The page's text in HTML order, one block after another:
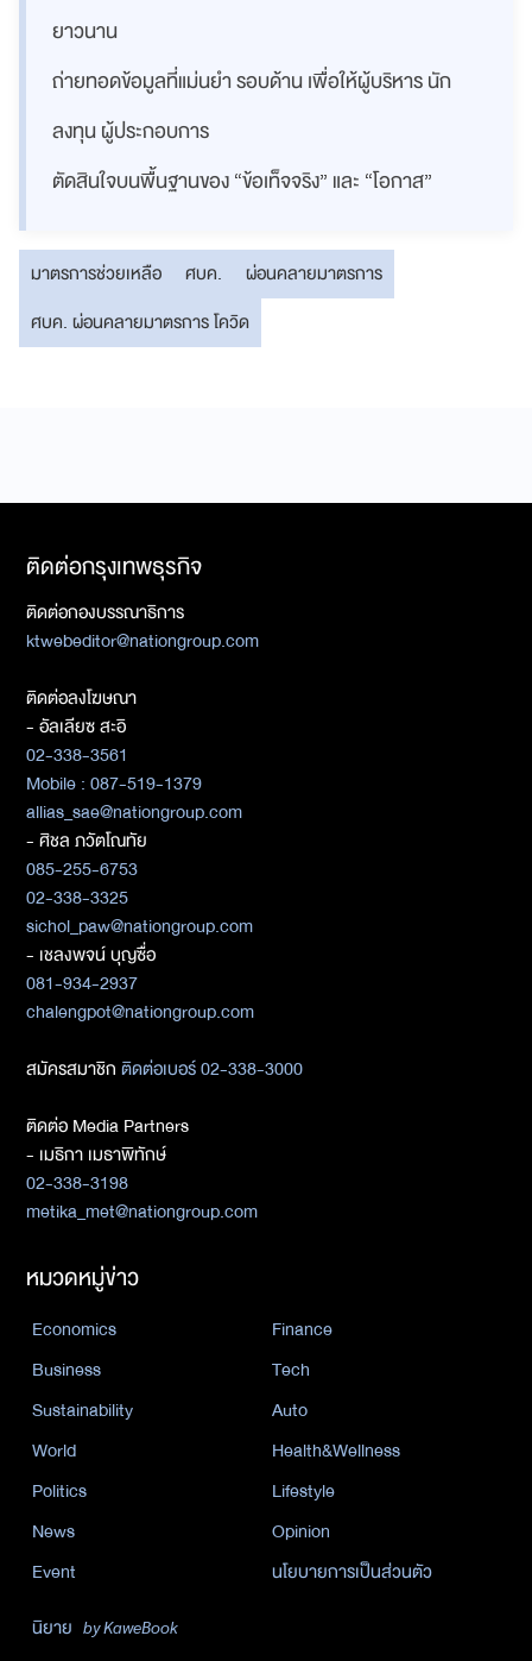
ยาวนาน
ถ่ายทอดข้อมูลที่แม่นยำ รอบด้าน เพื่อให้ผู้บริหาร นัก
ลงทุน ผู้ประกอบการ
ตัดสินใจบนพื้นฐานของ “ข้อเท็จจริง” และ “โอกาส”
มาตรการช่วยเหลือ ศบค.
ผ่อนคลายมาตรการ
ศบค. ผ่อนคลายมาตรการ โควิด
ติดต่อกรุงเทพธุรกิจ
ติดต่อกองบรรณาธิการ
ktwebeditor@nationgroup.com
ติดต่อลงโฆษณา
- อัลเลียซ สะอิ
02-338-3561
Mobile : 087-519-1379
allias_sae@nationgroup.com
- ศิชล ภวัตโณทัย
085-255-6753
02-338-3325
sichol_paw@nationgroup.com
- เชลงพจน์ บุญซื่อ
081-934-2937
chalengpot@nationgroup.com
สมัครสมาชิกติดต่อเบอร์ 02-338-3000
ติดต่อ Media Partners
- เมธิกา เมธาพิทักษ์
02-338-3198
metika_met@nationgroup.com
หมวดหมู่ข่าว
Economics
Finance
Business
Tech
Sustainability
Auto
World
Health&Wellness
Politics
Lifestyle
News
Opinion
Event
นโยบายการเป็นส่วนตัว
นิยาย by KaweBook